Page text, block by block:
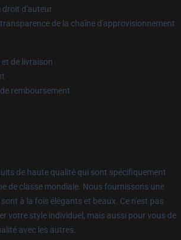
droit d'auteur
de la chaîne d'approvisionnement
de livraison
remboursement
de haute qualité qui sont spécifiquement
de classe mondiale. Nous fournissons une
à la fois élégants et beaux. Ce n'est pas
votre style individuel, mais aussi pour vous de
avec les autres.